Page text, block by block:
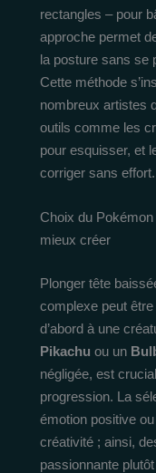
rectangles – pour
approche permet
la posture sans se
Cette méthode
nombreux artistes
outils comme les
pour esquisser, et
corriger sans effort.
Choix du Pokémon
mieux créer
Plonger tête
complexe peut
d’abord à une
Pikachu ou un
négligée, est
progression. La
émotion positive
créativité ; ainsi,
passionnante